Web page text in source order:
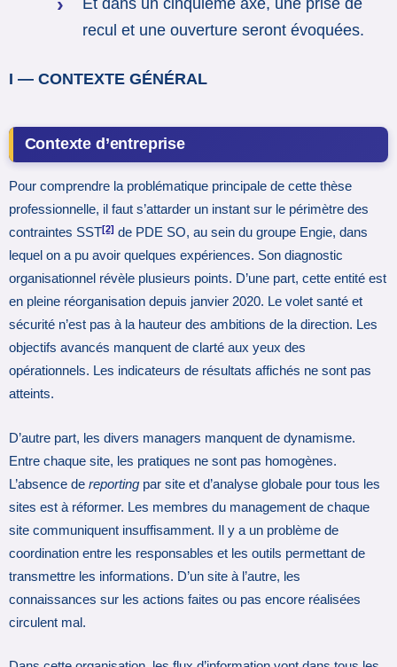
recul et une ouverture seront évoquées.
I — CONTEXTE GÉNÉRAL
Contexte d’entreprise
Pour comprendre la problématique principale de cette thèse
professionnelle, il faut s’attarder un instant sur le périmètre des
contraintes SST[2] de PDE SO, au sein du groupe Engie, dans
lequel on a pu avoir quelques expériences. Son diagnostic
organisationnel révèle plusieurs points. D’une part, cette entité est
en pleine réorganisation depuis janvier 2020. Le volet santé et
sécurité n’est pas à la hauteur des ambitions de la direction. Les
objectifs avancés manquent de clarté aux yeux des
opérationnels. Les indicateurs de résultats affichés ne sont pas
atteints.
D’autre part, les divers managers manquent de dynamisme.
Entre chaque site, les pratiques ne sont pas homogènes.
L’absence de reporting par site et d’analyse globale pour tous les
sites est à réformer. Les membres du management de chaque
site communiquent insuffisamment. Il y a un problème de
coordination entre les responsables et les outils permettant de
transmettre les informations. D’un site à l’autre, les
connaissances sur les actions faites ou pas encore réalisées
circulent mal.